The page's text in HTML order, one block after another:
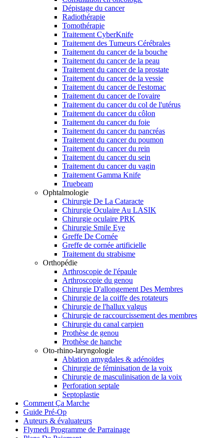
Dépistage du cancer
Radiothérapie
Tomothérapie
Traitement CyberKnife
Traitement des Tumeurs Cérébrales
Traitement du cancer de la bouche
Traitement du cancer de la peau
Traitement du cancer de la prostate
Traitement du cancer de la vessie
Traitement du cancer de l'estomac
Traitement du cancer de l'ovaire
Traitement du cancer du col de l'utérus
Traitement du cancer du côlon
Traitement du cancer du foie
Traitement du cancer du pancréas
Traitement du cancer du poumon
Traitement du cancer du rein
Traitement du cancer du sein
Traitement du cancer du vagin
Traitement Gamma Knife
Truebeam
Ophtalmologie
Chirurgie De La Cataracte
Chirurgie Oculaire Au LASIK
Chirurgie oculaire PRK
Chirurgie Smile Eye
Greffe De Cornée
Greffe de cornée artificielle
Traitement du strabisme
Orthopédie
Arthroscopie de l'épaule
Arthroscopie du genou
Chirurgie D'allongement Des Membres
Chirurgie de la coiffe des rotateurs
Chirurgie de l'hallux valgus
Chirurgie de raccourcissement des membres
Chirurgie du canal carpien
Prothèse de genou
Prothèse de hanche
Oto-rhino-laryngologie
Ablation amygdales & adénoïdes
Chirurgie de féminisation de la voix
Chirurgie de masculinisation de la voix
Perforation septale
Septoplastie
Comment Ça Marche
Guide Pré-Op
Auteurs & évaluateurs
Flymedi Programme de Parrainage